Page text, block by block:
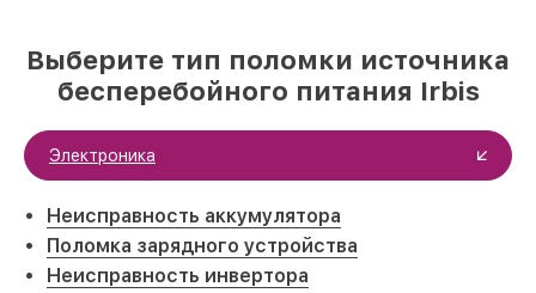
Выберите тип поломки источника
бесперебойного питания Irbis
Электроника
Неисправность аккумулятора
Поломка зарядного устройства
Неисправность инвертора